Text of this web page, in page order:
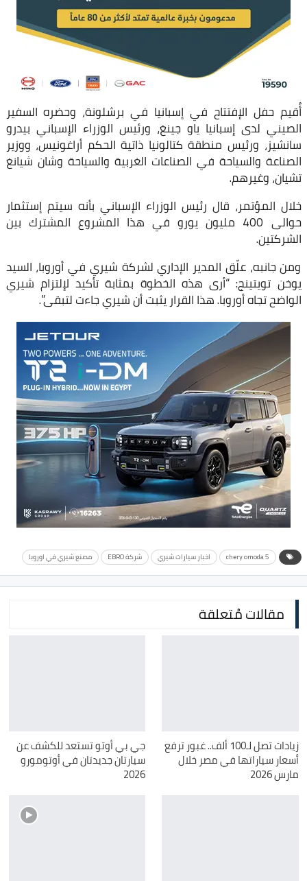
أُقيم حفل الإفتتاح في إسبانيا في برشلونة، وحضره السفير
الصيني لدى إسبانيا ياو جينغ، ورئيس الوزراء الإسباني بيدرو
سانشيز، ورئيس منطقة كتالونيا ذاتية الحكم أراغونيس، ووزير
الصناعة والسياحة في الصناعات الغربية والسياحة وشان شيانغ
تشيان، وغيرهم.
خلال المؤتمر، قال رئيس الوزراء الإسباني بأنه سيتم إستثمار
حوالى 400 مليون يورو في هذا المشروع المشترك بين
الشركتين.
ومن جانبه، علّق المدير الإداري لشركة شيري في أوروبا، السيد
يوخن تويتينج: “أرى هذه الخطوة بمثابة تأكيد لإلتزام شيري
الواضح تجاه أوروبا. هذا القرار يثبت أن شيري جاءت لتبقى”.
chery omoda 5 اخبار سيارات شيري شركة EBRO مصنع شيري في اوروبا
مقالات مُتعلقة
زيادات تصل لـ100 ألف.. غبور ترفع
أسعار سياراتها في مصر خلال
مارس 2026
جي بي أوتو تستعد للكشف عن
سيارتان جديدتان في أوتومورو
2026